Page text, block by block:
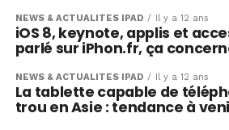
NEWS & ACTUALITÉS IPAD Il y a 12 ans
iOS 8, keynote, applis et
parlé sur iPhon.fr, ça
NEWS & ACTUALITÉS IPAD Il y a 12 ans
La tablette capable de
trou en Asie : tendance à